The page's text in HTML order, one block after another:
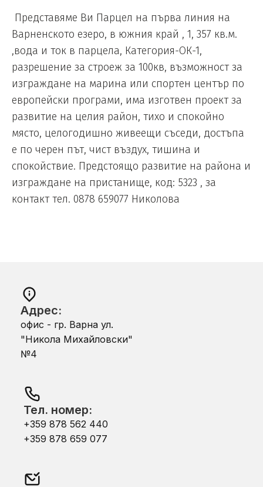
Представяме Ви Парцел на първа линия на
Варненското езеро, в южния край , 1, 357 кв.м.
,вода и ток в парцела, Категория-ОК-1,
разрешение за строеж за 100кв, възможност за
изграждане на марина или спортен център по
европейски програми, има изготвен проект за
развитие на целия район, тихо и спокойно
място, целогодишно живеещи съседи, достъпа
е по черен път, чист въздух, тишина и
спокойствие. Предстоящо развитие на района и
изграждане на пристанище, код: 5323 , за
контакт тел. 0878 659077 Николова
Адрес:
офис - гр. Варна ул.
"Никола Михайловски"
№4
Тел. номер:
+359 878 562 440
+359 878 659 077